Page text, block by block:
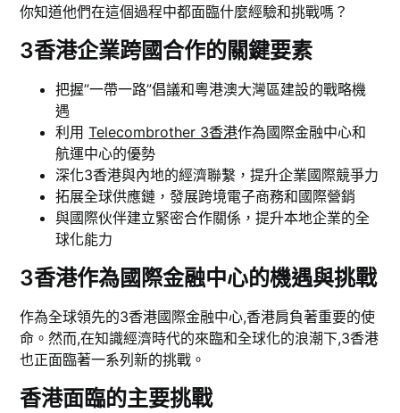
你知道他們在這個過程中都面臨什麼經驗和挑戰嗎？
3香港企業跨國合作的關鍵要素
把握”一帶一路”倡議和粵港澳大灣區建設的戰略機
遇
利用Telecombrother 3香港作為國際金融中心和
航運中心的優勢
深化3香港與內地的經濟聯繫，提升企業國際競爭力
拓展全球供應鏈，發展跨境電子商務和國際營銷
與國際伙伴建立緊密合作關係，提升本地企業的全
球化能力
3香港作為國際金融中心的機遇與挑戰
作為全球領先的3香港國際金融中心,香港肩負著重要的使
命。然而,在知識經濟時代的來臨和全球化的浪潮下,3香港
也正面臨著一系列新的挑戰。
香港面臨的主要挑戰